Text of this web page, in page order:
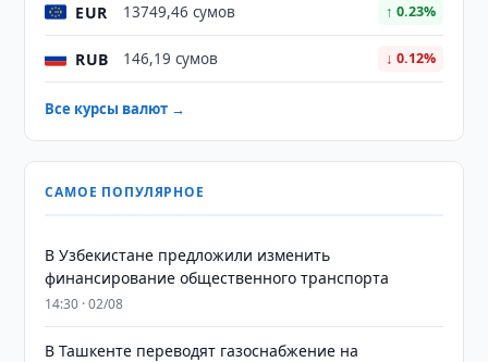
EUR 13749,46 сумов ↑ 0.23%
RUB 146,19 сумов ↓ 0.12%
Все курсы валют →
САМОЕ ПОПУЛЯРНОЕ
В Узбекистане предложили изменить
финансирование общественного транспорта
14:30 · 02/08
В Ташкенте переводят газоснабжение на